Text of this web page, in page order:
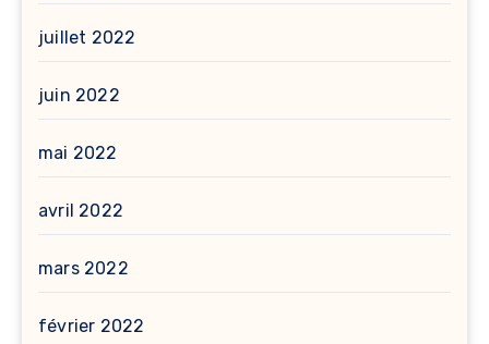
juillet 2022
juin 2022
mai 2022
avril 2022
mars 2022
février 2022